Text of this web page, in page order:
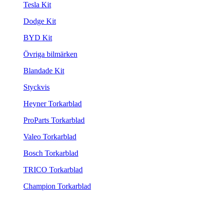
Tesla Kit
Dodge Kit
BYD Kit
Övriga bilmärken
Blandade Kit
Styckvis
Heyner Torkarblad
ProParts Torkarblad
Valeo Torkarblad
Bosch Torkarblad
TRICO Torkarblad
Champion Torkarblad